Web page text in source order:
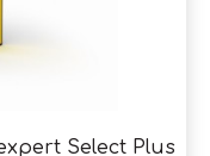
Select Plus